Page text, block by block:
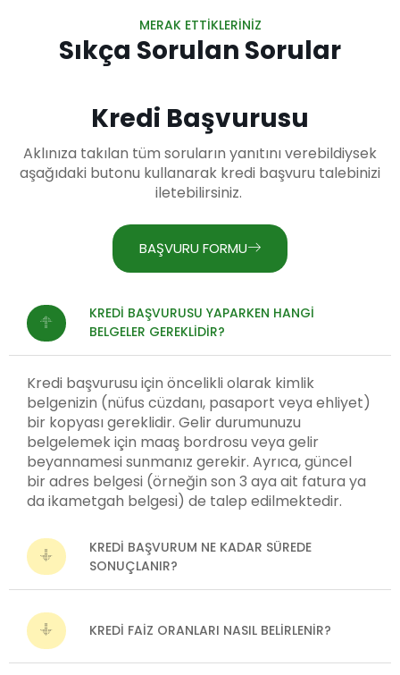
MERAK ETTIKLERINIZ
Sıkça Sorulan Sorular
⁠KREDI BAŞVURUSU YAPARKEN HANGI
BELGELER GEREKLIDIR?
Kredi başvurusu için öncelikli olarak kimlik
belgenizin (nüfus cüzdanı, pasaport veya ehliyet)
bir kopyası gereklidir. Gelir durumunuzu
belgelemek için maaş bordrosu veya gelir
beyannamesi sunmanız gerekir. Ayrıca, güncel
bir adres belgesi (örneğin son 3 aya ait fatura ya
da ikametgah belgesi) de talep edilmektedir.
KREDI BAŞVURUM NE KADAR SÜREDE
SONUÇLANIR?
⁠KREDI FAIZ ORANLARI NASIL BELIRLENIR?
Kredi Başvurusu
Aklınıza takılan tüm soruların yanıtını verebildiysek
aşağıdaki butonu kullanarak kredi başvuru talebinizi
iletebilirsiniz.
BAŞVURU FORMU